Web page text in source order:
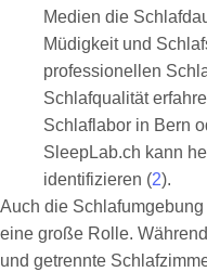
Medien die
Müdigkeit und
professionellen
Schlafqualität
Schlaflabor in Bern
SleepLab.ch kann
identifizieren (2).
Auch die
eine große Rolle.
und getrennte